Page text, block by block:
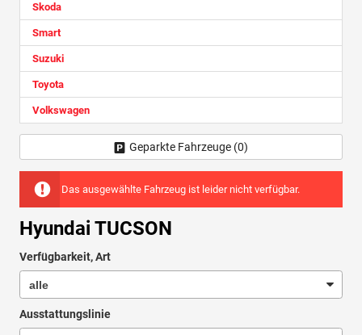
Das ausgewählte Fahrzeug ist leider nicht verfügbar.
Hyundai TUCSON
Verfügbarkeit, Art
Ausstattungslinie
Skoda
Smart
Suzuki
Toyota
Volkswagen
Geparkte Fahrzeuge (0)